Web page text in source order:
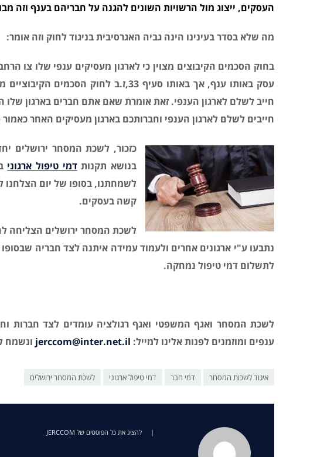
העסקים, ייצוג מול הרשויות השונים להגנה על חבריהם בענף וזה
מה שלא בסדר בעינינו הינה גביה האגרסיבית בניגוד לחוק וזה אומר:
בחוק הסכמים הקיבוצים מצוין כי לארגון מעסיקים ענפי שלו צו
עסק באותו ענף, אך באותו סעיף 33,ז.ב
חייב לשלם לארגון הענפי. זאת אומרת שאם אתם חברים בארגון שלו
חייבים לשלם לארגון הענפי וחברותכם בארגון מעסיקים האחר
כזכור, לשכת המסחר ירושלים
בנושא תקנות דמי טיפול ארגוני
לשמחתנו, בסופו של יום הצלחנו
קשה בעסקים.
לשכת המסחר ירושלים הצליחה
נתבעו ע"י ארגונים אחרים ולעמוד עמידה איתנה לצד חבריה
לתשלום דמי טיפול נמחקה.
לשכת המסחר ואגף המשפטי ואגף רגולציה עומדים לצד חברות
ענפים ומוזמנים לפנות אלינו למייל: jerccom@inter.net.il ונשמח
איגוד לשכות המסחר דמי חבר דמי טיפול ארגוני לשכת המסחר ירושלים
| להציג את כל הפוסטים של JERCCOM